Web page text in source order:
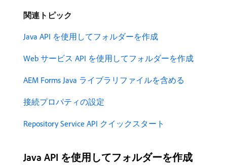
関連トピック
Java API を使用してフォルダーを作成
Web サービス API を使用してフォルダーを作成
AEM Forms Java ライブラリファイルを含める
接続プロパティの設定
Repository Service API クイックスタート
Java API を使用してフォルダーを作成